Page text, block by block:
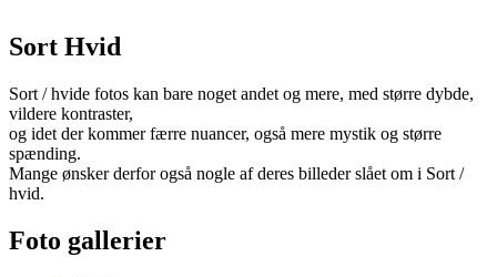
Sort Hvid
Sort / hvide fotos kan bare noget andet og mere, med større dybde,
vildere kontraster,
og idet der kommer færre nuancer, også mere mystik og større
spænding.
Mange ønsker derfor også nogle af deres billeder slået om i Sort /
hvid.
Foto gallerier